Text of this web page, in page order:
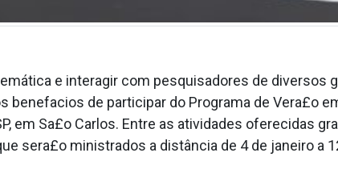
e interagir com pesquisadores de diversos
benefa­cios de participar do Programa de Vera£o
em Sa£o Carlos. Entre as atividades oferecidas
sera£o ministrados a distância de 4 de janeiro a